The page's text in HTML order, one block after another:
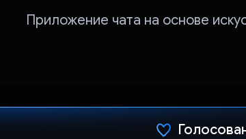
Приложение чата на основе